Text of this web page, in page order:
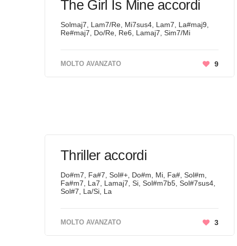
The Girl Is Mine accordi
Solmaj7, Lam7/Re, Mi7sus4, Lam7, La#maj9,
Re#maj7, Do/Re, Re6, Lamaj7, Sim7/Mi
MOLTO AVANZATO 9
Thriller accordi
Do#m7, Fa#7, Sol#+, Do#m, Mi, Fa#, Sol#m,
Fa#m7, La7, Lamaj7, Si, Sol#m7b5, Sol#7sus4,
Sol#7, La/Si, La
MOLTO AVANZATO 3